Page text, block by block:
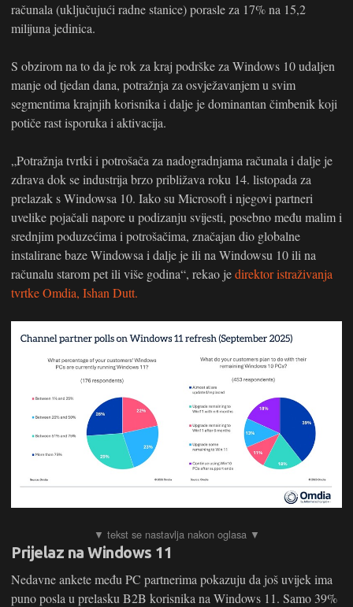
računala (uključujući radne stanice) porasle za 17% na 15,2
milijuna jedinica.
S obzirom na to da je rok za kraj podrške za Windows 10 udaljen
manje od tjedan dana, potražnja za osvježavanjem u svim
segmentima krajnjih korisnika i dalje je dominantan čimbenik koji
potiče rast isporuka i aktivacija.
„Potražnja tvrtki i potrošača za nadogradnjama računala i dalje je
zdrava dok se industrija brzo približava roku 14. listopada za
prelazak s Windowsa 10. Iako su Microsoft i njegovi partneri
uvelike pojačali napore u podizanju svijesti, posebno među malim i
srednjim poduzećima i potrošačima, značajan dio globalne
instalirane baze Windowsa i dalje je ili na Windowsu 10 ili na
računalu starom pet ili više godina“, rekao jedirektor istraživanja
tvrtke Omdia, Ishan Dutt.
Prijelaz na Windows 11
Nedavne ankete među PC partnerima pokazuju da još uvijek ima
puno posla u prelasku B2B korisnika na Windows 11. Samo 39%